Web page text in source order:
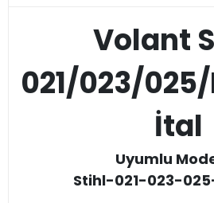
Volant
021/023/
İtal
Uyumlu
Stihl-021-023-